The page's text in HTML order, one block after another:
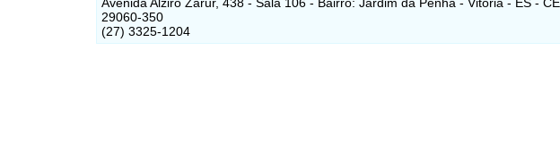
29060-350
(27) 3325-1204